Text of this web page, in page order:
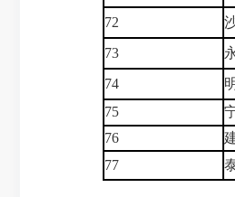
72
73
74
75
76
77